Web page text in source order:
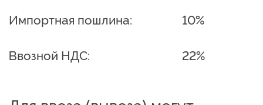
Импортная пошлина: 10%
Ввозной НДС: 22%